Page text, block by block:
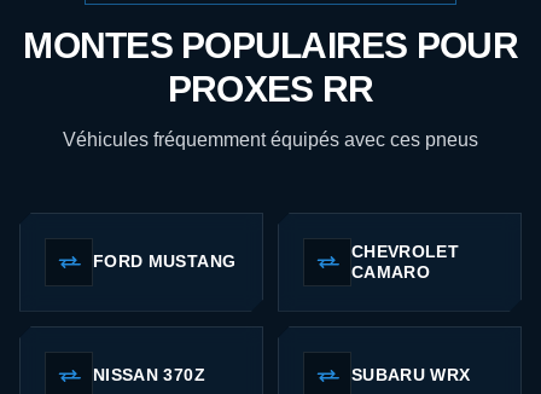
MONTES POPULAIRES POUR
PROXES RR
Véhicules fréquemment équipés avec ces pneus
FORD MUSTANG
CHEVROLET
CAMARO
NISSAN 370Z SUBARU WRX